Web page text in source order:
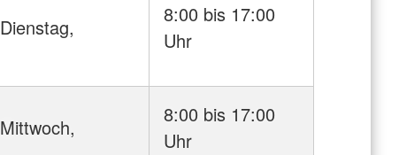
Dienstag,
8:00 bis 17:00
Uhr
Mittwoch,
8:00 bis 17:00
Uhr